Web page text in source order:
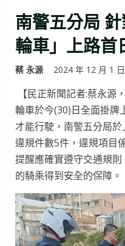
南警五分局
輪車」上路首
蔡 永源 2024 年 12 月 1 日
【民正新聞記者:蔡永源
輪車於今(30)日全面掛牌
才能行駛，南警五分局
違規件數5件，違規項目
提醒應確實遵守交通規
的騎乘得到安全的保障。